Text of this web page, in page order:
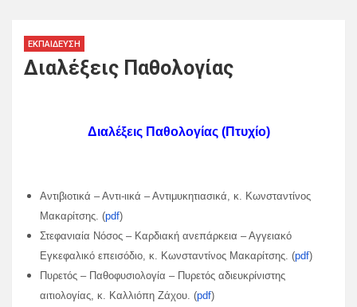
ΕΚΠΑΊΔΕΥΣΗ
Διαλέξεις Παθολογίας
Διαλέξεις Παθολογίας (Πτυχίο)
Αντιβιοτικά – Αντι-ιικά – Αντιμυκητιασικά, κ. Κωνσταντίνος
Μακαρίτσης. (pdf)
Στεφανιαία Νόσος – Καρδιακή ανεπάρκεια – Αγγειακό
Εγκεφαλικό επεισόδιο, κ. Κωνσταντίνος Μακαρίτσης. (pdf)
Πυρετός – Παθοφυσιολογία – Πυρετός αδιευκρίνιστης
αιτιολογίας, κ. Καλλιόπη Ζάχου. (pdf)